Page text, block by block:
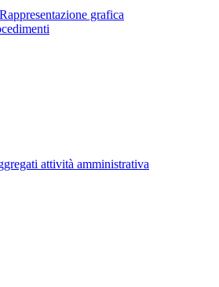
Rappresentazione grafica
attività amministrativa